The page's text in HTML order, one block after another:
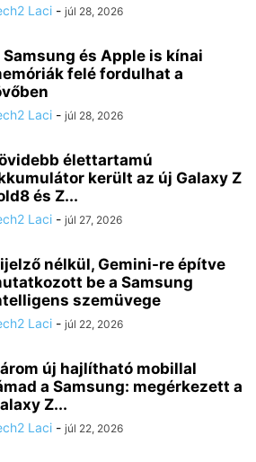
Laci - júl 28, 2026
Samsung és Apple is kínai
felé fordulhat a
Laci - júl 28, 2026
élettartamú
került az új Galaxy Z
és Z...
Laci - júl 27, 2026
nélkül, Gemini-re építve
be a Samsung
szemüvege
Laci - júl 22, 2026
új hajlítható mobillal
a Samsung: megérkezett a
Z...
Laci - júl 22, 2026